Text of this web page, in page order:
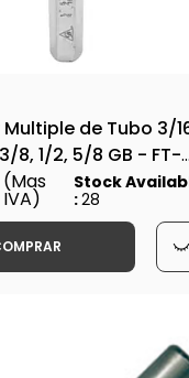
Multiple de Tubo 3/
8, 1/2, 5/8 GB - FT-
(Mas
IVA)
Stock
:28